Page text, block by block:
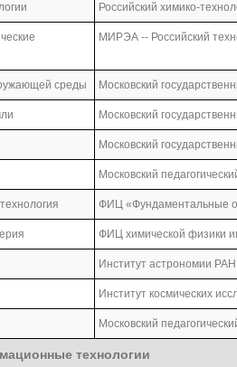
Российский химико-
МИРЭА -- Российский
среды Московский
Московский
Московский
Московский
ФИЦ «Фундаментальные
ФИЦ химической физики
Институт астрономии РАН
Институт космических
Московский
технологии